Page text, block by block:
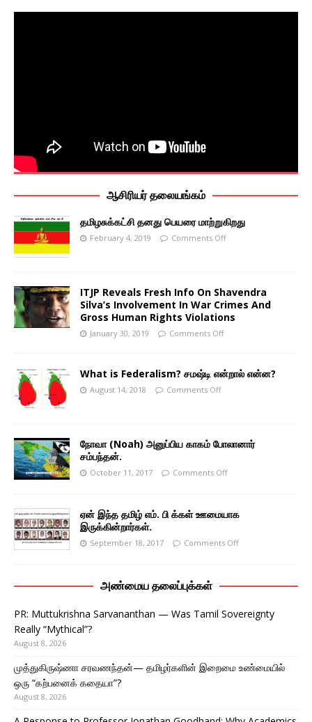
ஆசிரியர் தலையங்கம்
தமிழசுக்கட்சி தனது பெயரை மாற்றுகிறது
February 4, 2019 Comments Off
ITJP Reveals Fresh Info On Shavendra
Silva’s Involvement In War Crimes And
Gross Human Rights Violations
January 30, 2019 Comments Off
What is Federalism? சமஷ்டி என்றால் என்ன?
August 14, 2018 Comments Off
நோவா (Noah) அனுப்பிய காகம் போலானார்
சம்பந்தன்.
October 11, 2017 Comments Off
ஏன் இந்த தமிழ் எம். பி க்கள் ஊமையாக
இருக்கின்றார்கள்.
September 18, 2017 Comments Off
அண்மைய தலைப்புக்கள்
PR: Muttukrishna Sarvananthan — Was Tamil Sovereignty
Really “Mythical”?
August 8, 2026
முத்துகிருஷ்ணா சரவணந்தன்— தமிழர்களின் இறைமை உண்மையில்
ஒரு “கற்பனைக் கதையா”?
August 8, 2026